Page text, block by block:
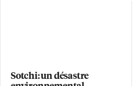
Sotchi: un désastre